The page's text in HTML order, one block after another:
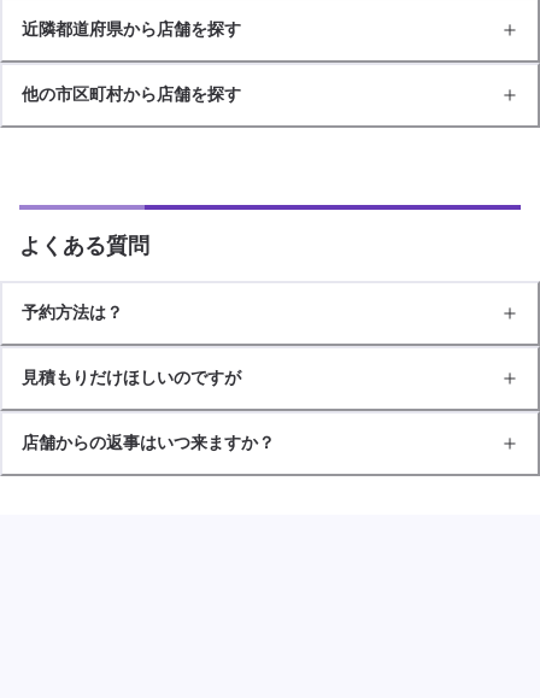
近隣都道府県から店舗を探す
他の市区町村から店舗を探す
よくある質問
予約方法は？
見積もりだけほしいのですが
店舗からの返事はいつ来ますか？